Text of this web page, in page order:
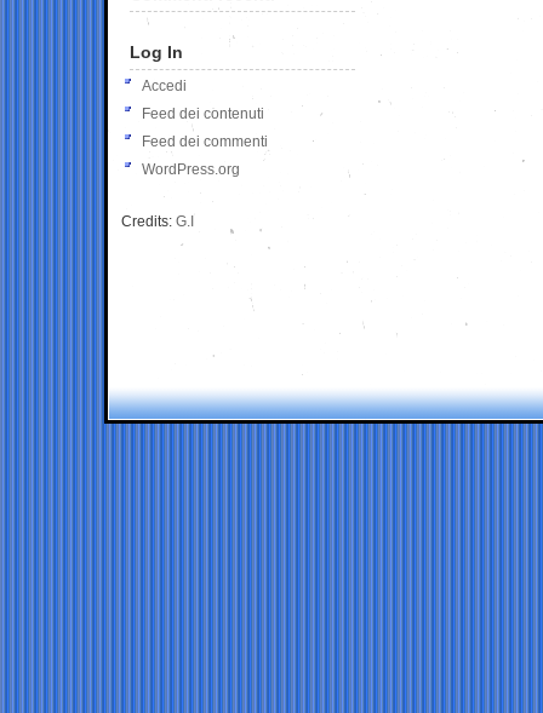
Log In
Accedi
Feed dei contenuti
Feed dei commenti
WordPress.org
Credits: G.I